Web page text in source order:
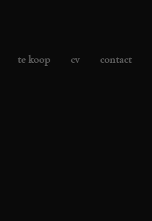
te koop cv contact